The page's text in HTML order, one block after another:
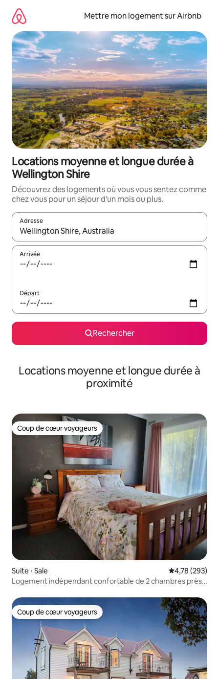
directement
contenu
Mettre mon logement sur Airbnb
Locations moyenne et longue durée à
Wellington Shire
Découvrez des logements où vous vous sentez comme
chez vous pour un séjour d'un mois ou plus.
Adresse
Lorsque les résultats s'affichent, utilisez les flèches vers le
Arrivée
Départ
Rechercher
Locations moyenne et longue durée à
proximité
Coup de cœur voyageurs
Coup de cœur voyageurs
Suite ⋅ Sale Évaluation
4,78 (293)
Logement indépendant confortable de 2 chambres près
Coup de cœur voyageurs
Coup de cœur voyageurs